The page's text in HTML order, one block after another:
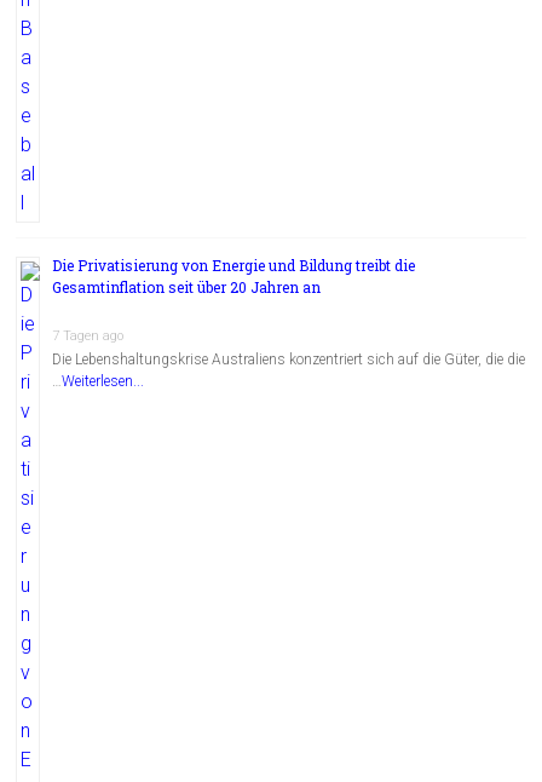
Die Privatisierung von Energie und Bildung treibt die
Gesamtinflation seit über 20 Jahren an
7 Tagen ago
Die Lebenshaltungskrise Australiens konzentriert sich auf die Güter, die die
…Weiterlesen...